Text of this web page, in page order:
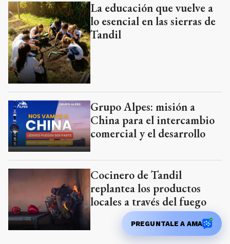
La educación que vuelve a
lo esencial en las sierras de
Tandil
Grupo Alpes: misión a
China para el intercambio
comercial y el desarrollo
Cocinero de Tandil
replantea los productos
locales a través del fuego
PREGUNTALE A AMA